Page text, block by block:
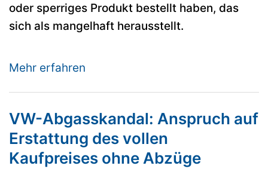
oder sperriges Produkt bestellt haben, das
sich als mangelhaft herausstellt.
Mehr erfahren
VW-Abgasskandal: Anspruch auf
Erstattung des vollen
Kaufpreises ohne Abzüge